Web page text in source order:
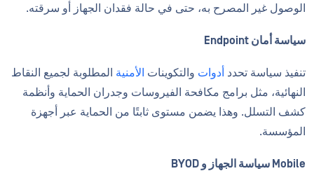
الوصول غير المصرح به، حتى في حالة فقدان الجهاز أو سرقته.
سياسة أمان Endpoint
تنفيذ سياسة تحدد أدوات والتكوينات الأمنية المطلوبة لجميع النقاط
النهائية، مثل برامج مكافحة الفيروسات وجدران الحماية وأنظمة
كشف التسلل. وهذا يضمن مستوى ثابتًا من الحماية عبر أجهزة
المؤسسة.
Mobile سياسة الجهاز و BYOD